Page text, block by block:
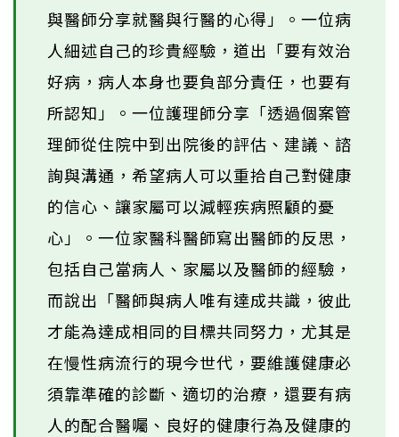
與醫師分享就醫與行醫的心得」。一位病
人細述自己的珍貴經驗，道出「要有效治
好病，病人本身也要負部分責任，也要有
所認知」。一位護理師分享「透過個案管
理師從住院中到出院後的評估、建議、諮
詢與溝通，希望病人可以重拾自己對健康
的信心、讓家屬可以減輕疾病照顧的憂
心」。一位家醫科醫師寫出醫師的反思，
包括自己當病人、家屬以及醫師的經驗，
而說出「醫師與病人唯有達成共識，彼此
才能為達成相同的目標共同努力，尤其是
在慢性病流行的現今世代，要維護健康必
須靠準確的診斷、適切的治療，還要有病
人的配合醫囑、良好的健康行為及健康的